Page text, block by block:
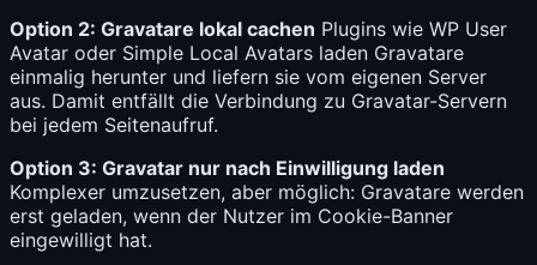
Option 2: Gravatare lokal cachen Plugins wie WP User
Avatar oder Simple Local Avatars laden Gravatare
einmalig herunter und liefern sie vom eigenen Server
aus. Damit entfällt die Verbindung zu Gravatar-Servern
bei jedem Seitenaufruf.
Option 3: Gravatar nur nach Einwilligung laden
Komplexer umzusetzen, aber möglich: Gravatare werden
erst geladen, wenn der Nutzer im Cookie-Banner
eingewilligt hat.